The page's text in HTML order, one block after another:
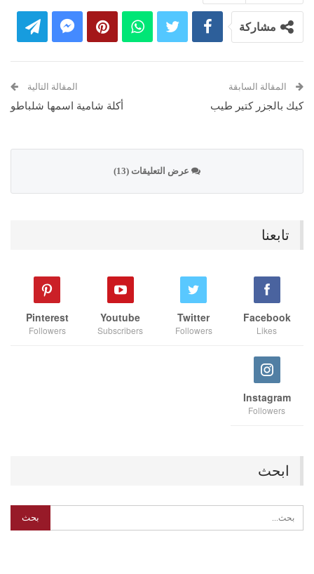
مشاركة
المقالة السابقة
كيك بالجزر كتير طيب
المقالة التالية
أكلة شامية اسمها شلباطو
عرض التعليقات (13)
تابعنا
Facebook
Likes
Twitter
Followers
Youtube
Subscribers
Pinterest
Followers
Instagram
Followers
ابحث